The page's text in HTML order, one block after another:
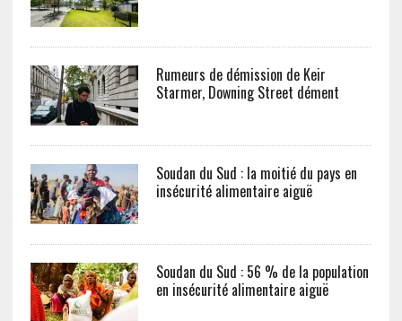
Rumeurs de démission de Keir
Starmer, Downing Street dément
Soudan du Sud : la moitié du pays en
insécurité alimentaire aiguë
Soudan du Sud : 56 % de la population
en insécurité alimentaire aiguë